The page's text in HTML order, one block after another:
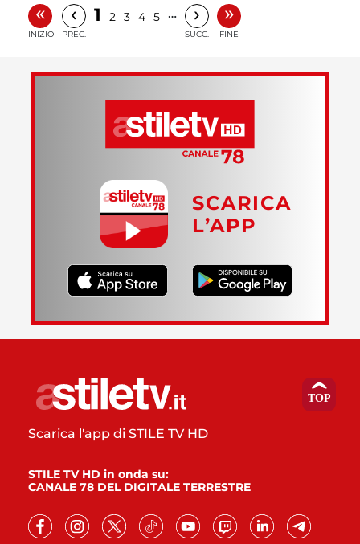
«
INIZIO
‹
PREC.
1 2 3 4 5 … ›
SUCC.
»
FINE
SCARICA
L’APP
Scarica l'app di STILE TV HD
STILE TV HD in onda su:
CANALE 78 DEL DIGITALE TERRESTRE